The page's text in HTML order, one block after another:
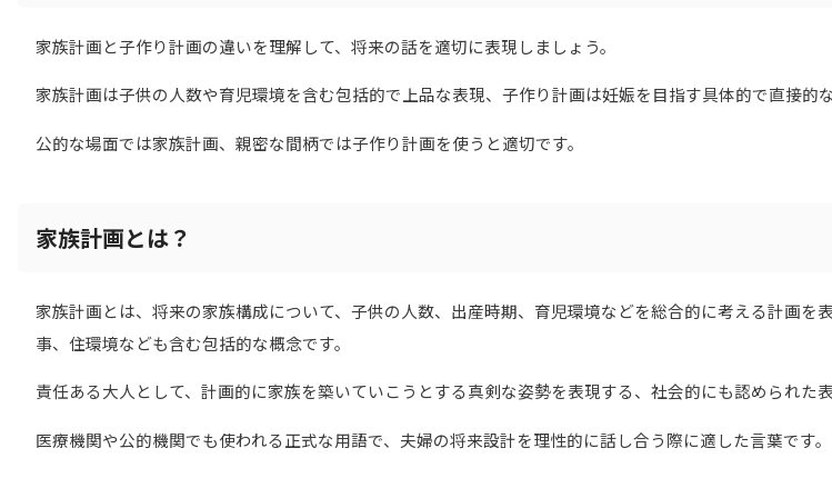
家族計画と子作り計画の違いを理解して、将来の話を適切に表現しましょう。
家族計画は子供の人数や育児環境を含む包括的で上品な表現、子作り計画は妊娠を目指す具体的で直接的
公的な場面では家族計画、親密な間柄では子作り計画を使うと適切です。
家族計画とは？
家族計画とは、将来の家族構成について、子供の人数、出産時期、育児環境などを総合的に考える計画を
事、住環境なども含む包括的な概念です。
責任ある大人として、計画的に家族を築いていこうとする真剣な姿勢を表現する、社会的にも認められた表
医療機関や公的機関でも使われる正式な用語で、夫婦の将来設計を理性的に話し合う際に適した言葉です。